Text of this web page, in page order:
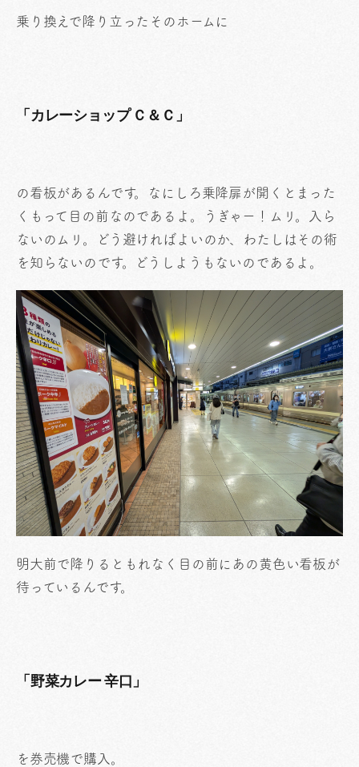
乗り換えで降り立ったそのホームに
「カレーショップ Ｃ＆Ｃ」
の看板があるんです。なにしろ乗降扉が開くとまった
くもって目の前なのであるよ。うぎゃー！ムリ。入ら
ないのムリ。どう避ければよいのか、わたしはその術
を知らないのです。どうしようもないのであるよ。
明大前で降りるともれなく目の前にあの黄色い看板が
待っているんです。
「野菜カレー 辛口」
を券売機で購入。